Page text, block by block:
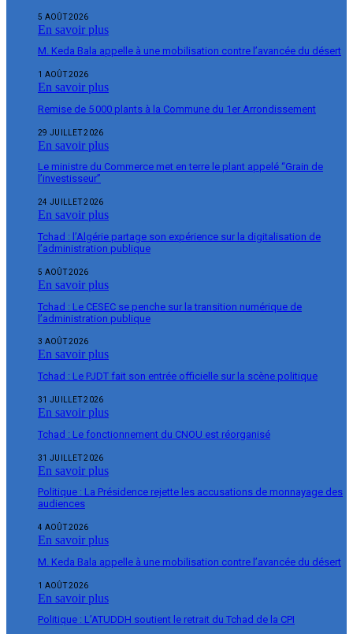
5 AOÛT 2026
En savoir plus
M. Keda Bala appelle à une mobilisation contre l’avancée du désert
1 AOÛT 2026
En savoir plus
Remise de 5 000 plants à la Commune du 1er Arrondissement
29 JUILLET 2026
En savoir plus
Le ministre du Commerce met en terre le plant appelé “Grain de
l’investisseur”
24 JUILLET 2026
En savoir plus
Tchad : l’Algérie partage son expérience sur la digitalisation de
l’administration publique
5 AOÛT 2026
En savoir plus
Tchad : Le CESEC se penche sur la transition numérique de
l’administration publique
3 AOÛT 2026
En savoir plus
Tchad : Le PJDT fait son entrée officielle sur la scène politique
31 JUILLET 2026
En savoir plus
Tchad : Le fonctionnement du CNOU est réorganisé
31 JUILLET 2026
En savoir plus
Politique : La Présidence rejette les accusations de monnayage des
audiences
4 AOÛT 2026
En savoir plus
M. Keda Bala appelle à une mobilisation contre l’avancée du désert
1 AOÛT 2026
En savoir plus
Politique : L’ATUDDH soutient le retrait du Tchad de la CPI